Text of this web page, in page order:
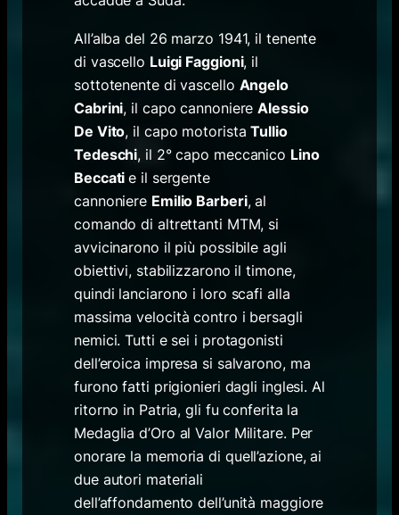
All’alba del 26 marzo 1941, il tenente
di vascello Luigi Faggioni, il
sottotenente di vascello Angelo
Cabrini, il capo cannoniereAlessio
De Vito, il capo motoristaTullio
Tedeschi, il 2° capo meccanico Lino
Beccatie il sergente
cannoniere Emilio Barberi, al
comando di altrettanti MTM, si
avvicinarono il più possibile agli
obiettivi, stabilizzarono il timone,
quindi lanciarono i loro scafi alla
massima velocità contro i bersagli
nemici. Tutti e sei i protagonisti
dell’eroica impresa si salvarono, ma
furono fatti prigionieri dagli inglesi. Al
ritorno in Patria, gli fu conferita la
Medaglia d’Oro al Valor Militare. Per
onorare la memoria di quell’azione, ai
due autori materiali
dell’affondamento dell’unità maggiore